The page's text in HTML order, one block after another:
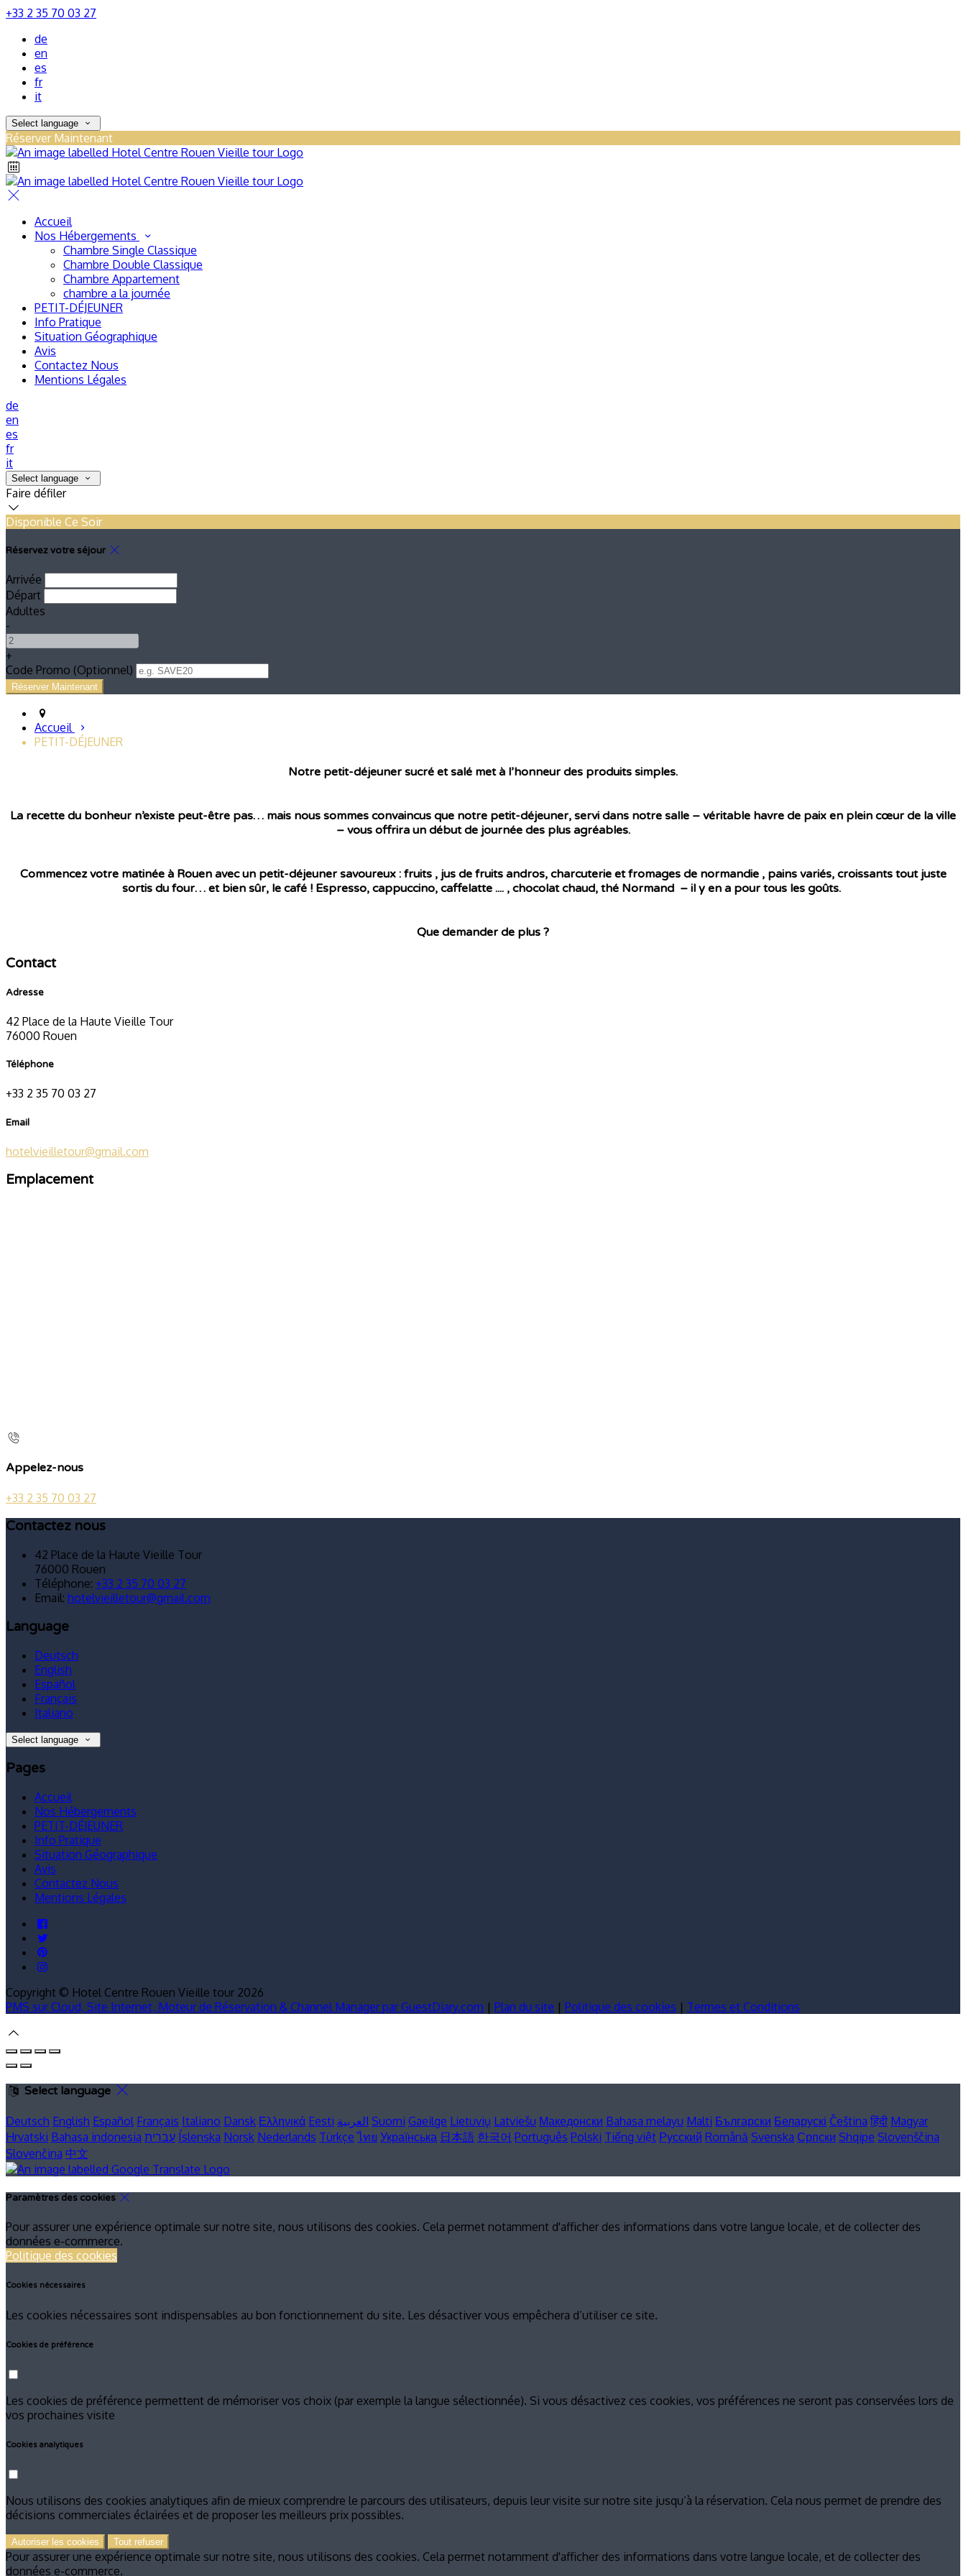
+33 2 35 70 03 27
de
en
es
fr
it
Select language
Réserver Maintenant
Accueil
Nos Hébergements
Chambre Single Classique
Chambre Double Classique
Chambre Appartement
chambre a la journée
PETIT-DÉJEUNER
Info Pratique
Situation Géographique
Avis
Contactez Nous
Mentions Légales
de
en
es
fr
it
Select language
Faire défiler
Disponible Ce Soir
Réservez votre séjour
Arrivée
Départ
Adultes
-
+
Code Promo (Optionnel)
Accueil
PETIT-DÉJEUNER
Notre petit-déjeuner sucré et salé met à l’honneur des produits simples.
La recette du bonheur n’existe peut-être pas… mais nous sommes convaincus que notre petit-déjeuner, servi dans notre salle – véritable havre de paix en plein cœur de la ville
– vous offrira un début de journée des plus agréables.
Commencez votre matinée à Rouen avec un petit-déjeuner savoureux : fruits , jus de fruits andros, charcuterie et fromages de normandie , pains variés, croissants tout juste
sortis du four… et bien sûr, le café ! Espresso, cappuccino, caffelatte .... , chocolat chaud, thé Normand – il y en a pour tous les goûts.
Que demander de plus ?
Contact
Adresse
42 Place de la Haute Vieille Tour
76000 Rouen
Téléphone
+33 2 35 70 03 27
Email
hotelvieilletour@gmail.com
Emplacement
Appelez-nous
+33 2 35 70 03 27
Contactez nous
42 Place de la Haute Vieille Tour
76000 Rouen
Téléphone: +33 2 35 70 03 27
Email: hotelvieilletour@gmail.com
Language
Deutsch
English
Español
Français
Italiano
Select language
Pages
Accueil
Nos Hébergements
PETIT-DÉJEUNER
Info Pratique
Situation Géographique
Avis
Contactez Nous
Mentions Légales
Copyright © Hotel Centre Rouen Vieille tour 2026
PMS sur Cloud, Site Internet, Moteur de Réservation & Channel Manager par GuestDiary.com | Plan du site | Politique des cookies | Termes et Conditions
Select language
Deutsch English Español Français Italiano Dansk Ελληνικά Eesti العربية Suomi Gaeilge Lietuvių Latviešu Македонски Bahasa melayu Malti Български Беларускі Čeština हिंदी Magyar
Hrvatski Bahasa indonesia עברית Íslenska Norsk Nederlands Türkçe ไทย Українська 日本語 한국어 Português Polski Tiếng việt Русский Română Svenska Српски Shqipe Slovenščina
Slovenčina 中文
Paramètres des cookies
Pour assurer une expérience optimale sur notre site, nous utilisons des cookies. Cela permet notamment d'afficher des informations dans votre langue locale, et de collecter des
données e-commerce.
Politique des cookies
Cookies nécessaires
Les cookies nécessaires sont indispensables au bon fonctionnement du site. Les désactiver vous empêchera d’utiliser ce site.
Cookies de préférence
Les cookies de préférence permettent de mémoriser vos choix (par exemple la langue sélectionnée). Si vous désactivez ces cookies, vos préférences ne seront pas conservées lors de
vos prochaines visite
Cookies analytiques
Nous utilisons des cookies analytiques afin de mieux comprendre le parcours des utilisateurs, depuis leur visite sur notre site jusqu’à la réservation. Cela nous permet de prendre des
décisions commerciales éclairées et de proposer les meilleurs prix possibles.
Autoriser les cookies Tout refuser
Pour assurer une expérience optimale sur notre site, nous utilisons des cookies. Cela permet notamment d'afficher des informations dans votre langue locale, et de collecter des
données e-commerce.